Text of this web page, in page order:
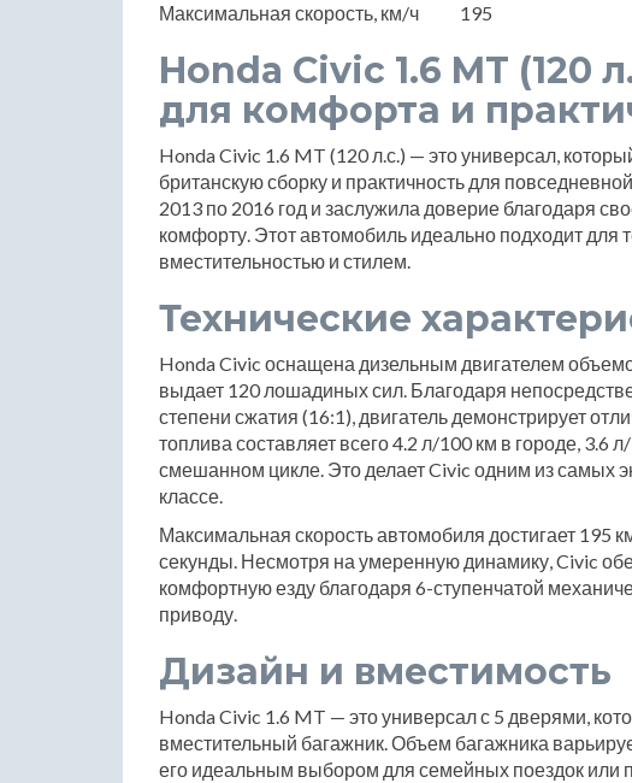
Максимальная скорость, км/ч
195
Honda Civic 1.6 MT (120
для комфорта и
Honda Civic 1.6 MT (120 л.с.) — это универсал,
британскую сборку и практичность для
2013 по 2016 год и заслужила доверие благодаря
комфорту. Этот автомобиль идеально подходит для
вместительностью и стилем.
Технические
Honda Civic оснащена дизельным двигателем
выдает 120 лошадиных сил. Благодаря
степени сжатия (16:1), двигатель демонстрирует
топлива составляет всего 4.2 л/100 км в городе, 3.6
смешанном цикле. Это делает Civic одним из самых
классе.
Максимальная скорость автомобиля достигает 195
секунды. Несмотря на умеренную динамику, Civic
комфортную езду благодаря 6-ступенчатой
приводу.
Дизайн и вместимость
Honda Civic 1.6 MT — это универсал с 5 дверями,
вместительный багажник. Объем багажника
его идеальным выбором для семейных поездок или